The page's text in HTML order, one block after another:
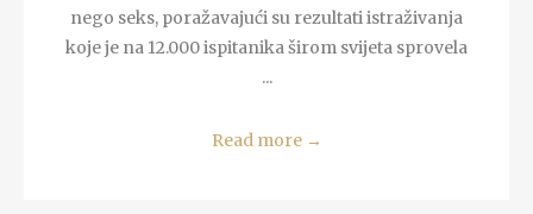
nego seks, poražavajući su rezultati istraživanja
koje je na 12.000 ispitanika širom svijeta sprovela
...
Read more →